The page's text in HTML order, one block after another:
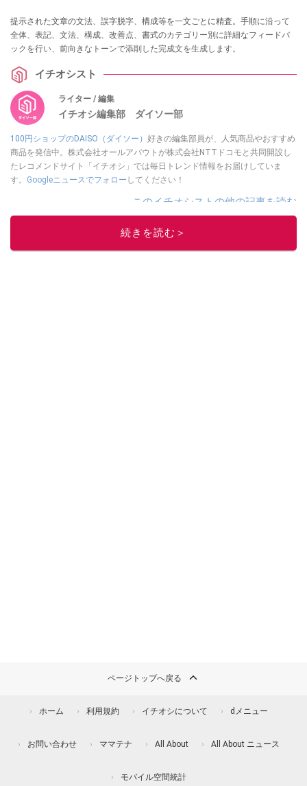
提示された文章の文法、誤字脱字、構成等を一文ごとに精査。手順に沿って
全体、表記、文法、構成、改善点、書式のカテゴリー別に詳細なフィードバ
ックを行い、前向きなトーンで添削した完成文を生成します。
イチオシスト
ライター / 編集
イチオシ編集部 ダイソー部
100円ショップのDAISO（ダイソー） 好きの編集部員が、人気商品やおすすめ
商品を発信中。株式会社オールアバウトが株式会社NTTドコモと共同開設し
たレコメンドサイト「イチオシ」では毎日トレンド情報をお届けしていま
す。 Googleニュースでフォロー してください！
このイチオシストの他の記事を読む
続きを読む＞
ページトップへ戻る
ホーム 利用規約 イチオシについて dメニュー
お問い合わせ ママテナ All About All About ニュース
モバイル空間統計